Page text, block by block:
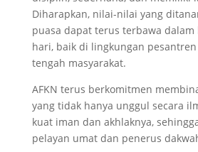
Diharapkan, nilai-nilai yang
puasa dapat terus terbawa
hari, baik di lingkungan
tengah masyarakat.
AFKN terus berkomitmen
yang tidak hanya unggul secara
kuat iman dan akhlaknya,
pelayan umat dan penerus